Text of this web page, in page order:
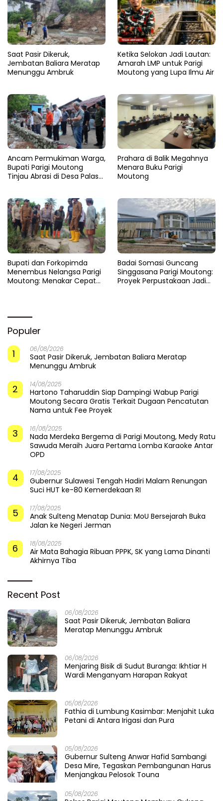
Saat Pasir Dikeruk,
Jembatan Baliara Meratap
Menunggu Ambruk
Ketika Selokan Jadi Lautan:
Amarah LMP untuk Parigi
Moutong yang Lupa Ilmu Air
Ancam Permukiman Warga,
Bupati Parigi Moutong
Tinjau Abrasi di Desa Palasa
Prahara di Balik Megahnya
Menara Buku Parigi
Moutong
​Bupati dan Forkopimda
Menembus Nelangsa Parigi
Moutong: Menakar Cepat
Badai Somasi Guncang
Singgasana Parigi Moutong:
Proyek Perpustakaan Jadi
Populer
1
06/08/2026
Saat Pasir Dikeruk, Jembatan Baliara Meratap
Menunggu Ambruk
2 14/08/2025
Hartono Taharuddin Siap Dampingi Wabup Parigi
Moutong Secara Gratis Terkait Dugaan Pencatutan
Nama untuk Fee Proyek
3 16/08/2025
Nada Merdeka Bergema di Parigi Moutong, Medy Ratu
Sawuda Meraih Juara Pertama Lomba Karaoke Antar
OPD
4 17/08/2025
Gubernur Sulawesi Tengah Hadiri Malam Renungan
Suci HUT ke-80 Kemerdekaan RI
5 17/08/2025
Anak Sulteng Menatap Dunia: MoU Bersejarah Buka
Jalan ke Negeri Jerman
6 18/08/2025
Air Mata Bahagia Ribuan PPPK, SK yang Lama Dinanti
Akhirnya Tiba
Recent Post
06/08/2026
Saat Pasir Dikeruk, Jembatan Baliara
Meratap Menunggu Ambruk
06/08/2026
Menjaring Bisik di Sudut Buranga: Ikhtiar H
Wardi Menganyam Harapan Rakyat
05/08/2026
Fathia di Lumbung Kasimbar: Menjahit Luka
Petani di Antara Irigasi dan Pura
05/08/2026
Gubernur Sulteng Anwar Hafid Sambangi
Desa Mire, Tegaskan Pembangunan Harus
Menjangkau Pelosok Touna
05/08/2026